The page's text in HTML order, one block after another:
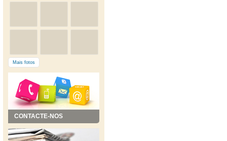
Mais fotos
CONTACTE-NOS